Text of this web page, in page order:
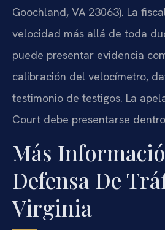
Goochland, VA 23063). La
velocidad más allá de toda
puede presentar evidencia
calibración del velocímetro,
testimonio de testigos. La
Court debe presentarse
Más
Defensa De
Virginia